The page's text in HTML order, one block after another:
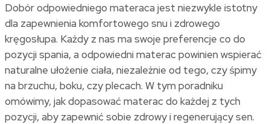
Dobór odpowiedniego materaca jest niezwykle istotny
dla zapewnienia komfortowego snu i zdrowego
kręgosłupa. Każdy z nas ma swoje preferencje co do
pozycji spania, a odpowiedni materac powinien wspierać
naturalne ułożenie ciała, niezależnie od tego, czy śpimy
na brzuchu, boku, czy plecach. W tym poradniku
omówimy, jak dopasować materac do każdej z tych
pozycji, aby zapewnić sobie zdrowy i regenerujący sen.